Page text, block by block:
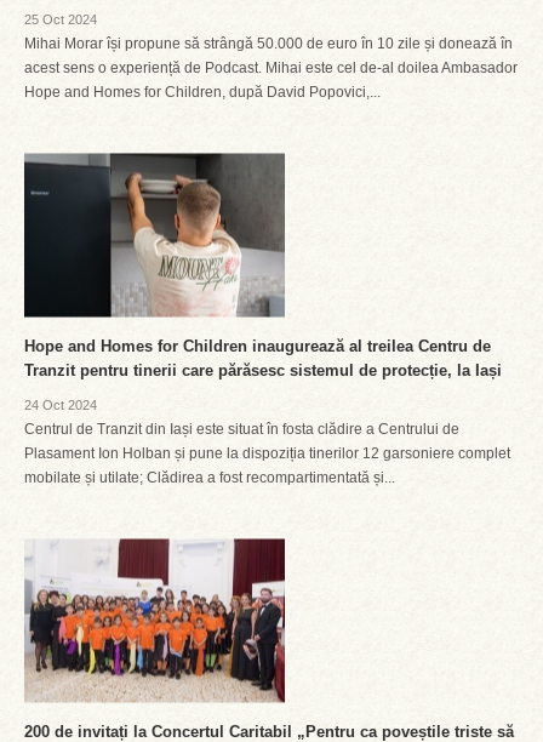
25 Oct 2024
Mihai Morar își propune să strângă 50.000 de euro în 10 zile și donează în
acest sens o experiență de Podcast. Mihai este cel de-al doilea Ambasador
Hope and Homes for Children, după David Popovici,...
Hope and Homes for Children inaugurează al treilea Centru de
Tranzit pentru tinerii care părăsesc sistemul de protecție, la Iași
24 Oct 2024
Centrul de Tranzit din Iași este situat în fosta clădire a Centrului de
Plasament Ion Holban și pune la dispoziția tinerilor 12 garsoniere complet
mobilate și utilate; Clădirea a fost recompartimentată și...
200 de invitați la Concertul Caritabil „Pentru ca poveștile triste să